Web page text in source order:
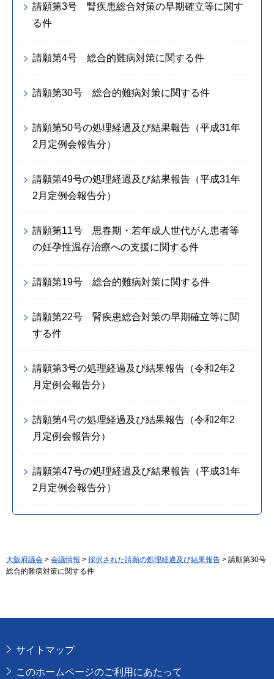
請願第3号 腎疾患総合対策の早期確立等に関す
る件
請願第4号 総合的難病対策に関する件
請願第30号 総合的難病対策に関する件
請願第50号の処理経過及び結果報告（平成31年
2月定例会報告分）
請願第49号の処理経過及び結果報告（平成31年
2月定例会報告分）
請願第11号 思春期・若年成人世代がん患者等
の妊孕性温存治療への支援に関する件
請願第19号 総合的難病対策に関する件
請願第22号 腎疾患総合対策の早期確立等に関
する件
請願第3号の処理経過及び結果報告（令和2年2
月定例会報告分）
請願第4号の処理経過及び結果報告（令和2年2
月定例会報告分）
請願第47号の処理経過及び結果報告（平成31年
2月定例会報告分）
大阪府議会 > 会議情報 > 採択された請願の処理経過及び結果報告 > 請願第30号
総合的難病対策に関する件
サイトマップ
このホームページのご利用にあたって